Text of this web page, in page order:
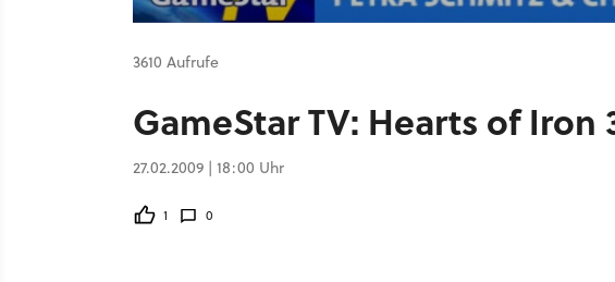
3610 Aufrufe
GameStar TV: Hearts of Iron
27.02.2009 | 18:00 Uhr
1 0